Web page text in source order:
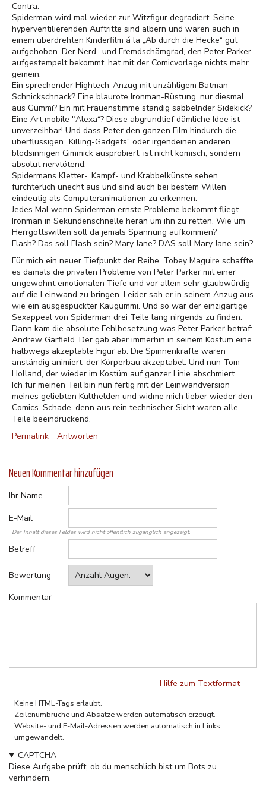
Contra:
Spiderman wird mal wieder zur Witzfigur degradiert. Seine
hyperventilierenden Auftritte sind albern und wären auch in
einem überdrehten Kinderfilm á la „Ab durch die Hecke“ gut
aufgehoben. Der Nerd- und Fremdschämgrad, den Peter Parker
aufgestempelt bekommt, hat mit der Comicvorlage nichts mehr
gemein.
Ein sprechender Hightech-Anzug mit unzähligem Batman-
Schnickschnack? Eine blaurote Ironman-Rüstung, nur diesmal
aus Gummi? Ein mit Frauenstimme ständig sabbelnder Sidekick?
Eine Art mobile "Alexa“? Diese abgrundtief dämliche Idee ist
unverzeihbar! Und dass Peter den ganzen Film hindurch die
überflüssigen „Killing-Gadgets“ oder irgendeinen anderen
blödsinnigen Gimmick ausprobiert, ist nicht komisch, sondern
absolut nervtötend.
Spidermans Kletter-, Kampf- und Krabbelkünste sehen
fürchterlich unecht aus und sind auch bei bestem Willen
eindeutig als Computeranimationen zu erkennen.
Jedes Mal wenn Spiderman ernste Probleme bekommt fliegt
Ironman in Sekundenschnelle heran um ihn zu retten. Wie um
Herrgottswillen soll da jemals Spannung aufkommen?
Flash? Das soll Flash sein? Mary Jane? DAS soll Mary Jane sein?
Für mich ein neuer Tiefpunkt der Reihe. Tobey Maguire schaffte
es damals die privaten Probleme von Peter Parker mit einer
ungewohnt emotionalen Tiefe und vor allem sehr glaubwürdig
auf die Leinwand zu bringen. Leider sah er in seinem Anzug aus
wie ein ausgespuckter Kaugummi. Und so war der einzigartige
Sexappeal von Spiderman drei Teile lang nirgends zu finden.
Dann kam die absolute Fehlbesetzung was Peter Parker betraf:
Andrew Garfield. Der gab aber immerhin in seinem Kostüm eine
halbwegs akzeptable Figur ab. Die Spinnenkräfte waren
anständig animiert, der Körperbau akzeptabel. Und nun Tom
Holland, der wieder im Kostüm auf ganzer Linie abschmiert.
Ich für meinen Teil bin nun fertig mit der Leinwandversion
meines geliebten Kulthelden und widme mich lieber wieder den
Comics. Schade, denn aus rein technischer Sicht waren alle
Teile beeindruckend.
Permalink
Antworten
Neuen Kommentar hinzufügen
Ihr Name
E-Mail
Der Inhalt dieses Feldes wird nicht öffentlich zugänglich angezeigt.
Betreff
Bewertung
Kommentar
Hilfe zum Textformat
Keine HTML-Tags erlaubt.
Zeilenumbrüche und Absätze werden automatisch erzeugt.
Website- und E-Mail-Adressen werden automatisch in Links
umgewandelt.
CAPTCHA
Diese Aufgabe prüft, ob du menschlich bist um Bots zu
verhindern.